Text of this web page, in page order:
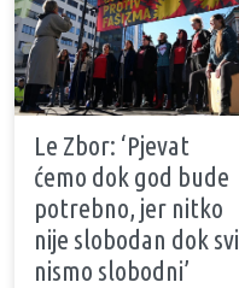
Le Zbor: ‘Pjevat
ćemo dok god bude
potrebno, jer nitko
nije slobodan dok svi
nismo slobodni’